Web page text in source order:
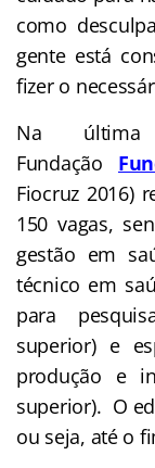
como
gente está
fizer o
Na
Fundação
Fiocruz 2016)
150 vagas,
gestão em
técnico em
para
superior) e
produção e
superior). O
ou seja, até o